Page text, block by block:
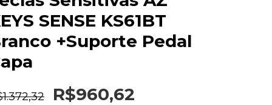
SENSE KS61BT
+Suporte Pedal
R$960,62